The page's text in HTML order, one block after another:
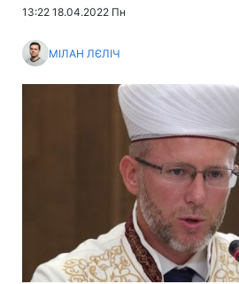
13:22 18.04.2022 Пн
МІЛАН ЛЄЛІЧ